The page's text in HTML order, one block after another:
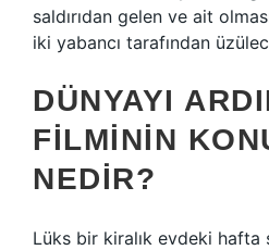
saldırıdan gelen ve ait
iki yabancı tarafından
DÜNYAYI
FILMININ
NEDIR?
Lüks bir kiralık evdeki hafta